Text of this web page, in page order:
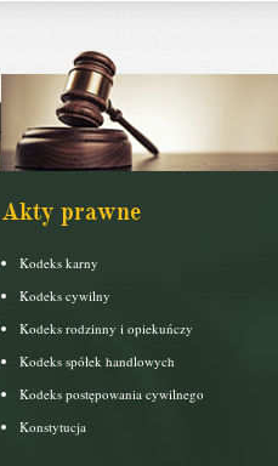
Akty prawne
Kodeks karny
Kodeks cywilny
Kodeks rodzinny i opiekuńczy
Kodeks spółek handlowych
Kodeks postępowania cywilnego
Konstytucja